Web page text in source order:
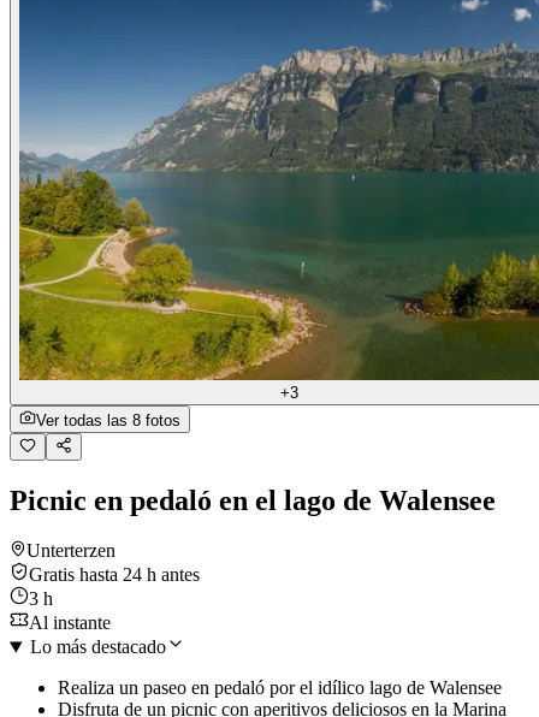
+3
Ver todas las 8 fotos
Picnic en pedaló en el lago de Walensee
Unterterzen
Gratis hasta 24 h antes
3 h
Al instante
Lo más destacado
Realiza un paseo en pedaló por el idílico lago de Walensee
Disfruta de un picnic con aperitivos deliciosos en la Marina